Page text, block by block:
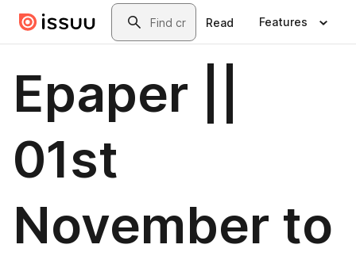
Skip to main contentSearch
Read Features
Epaper ||
01st
November to